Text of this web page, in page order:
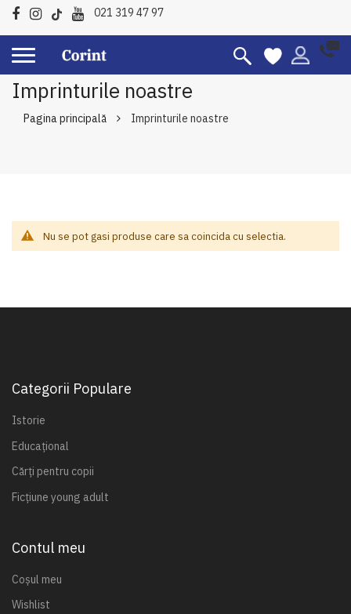
021 319 47 97
Imprinturile noastre
Pagina principală Imprinturile noastre
Nu se pot gasi produse care sa coincida cu selectia.
Categorii Populare
Istorie
Educațional
Cărți pentru copii
Ficțiune young adult
Contul meu
Coșul meu
Wishlist